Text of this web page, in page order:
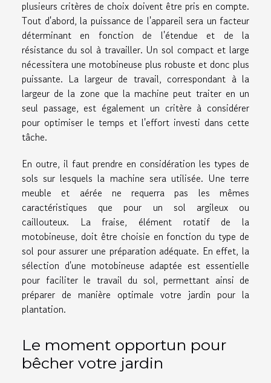
plusieurs critères de choix doivent être pris en compte.
Tout d'abord, la puissance de l'appareil sera un facteur
déterminant en fonction de l'étendue et de la
résistance du sol à travailler. Un sol compact et large
nécessitera une motobineuse plus robuste et donc plus
puissante. La largeur de travail, correspondant à la
largeur de la zone que la machine peut traiter en un
seul passage, est également un critère à considérer
pour optimiser le temps et l'effort investi dans cette
tâche.
En outre, il faut prendre en considération les types de
sols sur lesquels la machine sera utilisée. Une terre
meuble et aérée ne requerra pas les mêmes
caractéristiques que pour un sol argileux ou
caillouteux. La fraise, élément rotatif de la
motobineuse, doit être choisie en fonction du type de
sol pour assurer une préparation adéquate. En effet, la
sélection d'une motobineuse adaptée est essentielle
pour faciliter le travail du sol, permettant ainsi de
préparer de manière optimale votre jardin pour la
plantation.
Le moment opportun pour
bêcher votre jardin